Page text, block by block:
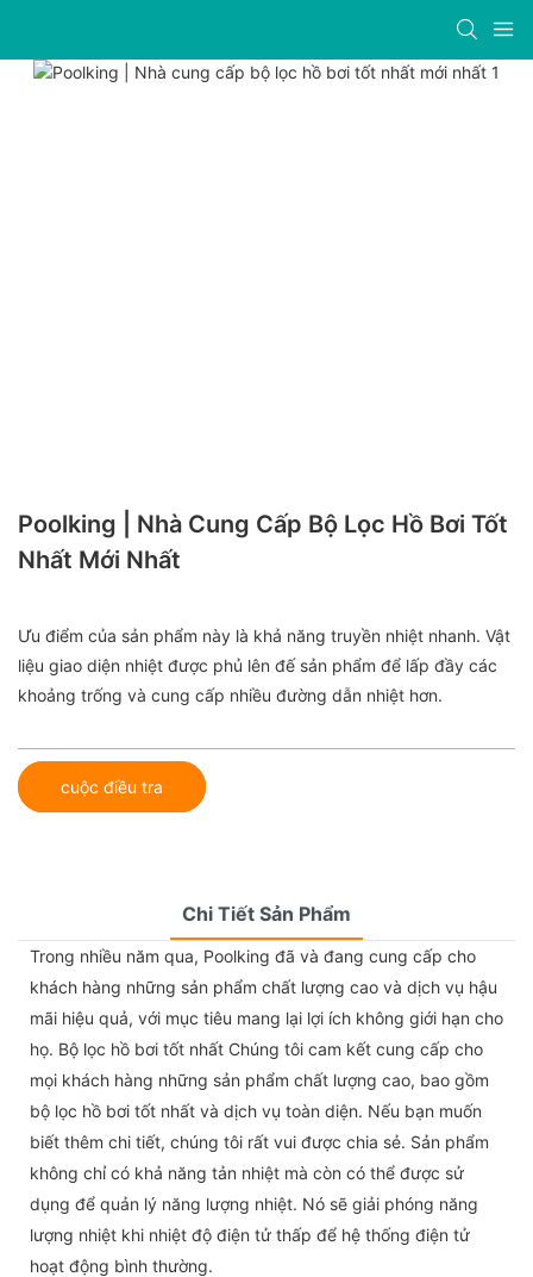
Poolking | Nhà Cung Cấp Bộ Lọc Hồ Bơi Tốt
Nhất Mới Nhất
Ưu điểm của sản phẩm này là khả năng truyền nhiệt nhanh. Vật
liệu giao diện nhiệt được phủ lên đế sản phẩm để lấp đầy các
khoảng trống và cung cấp nhiều đường dẫn nhiệt hơn.
cuộc điều tra
Chi Tiết Sản Phẩm
Trong nhiều năm qua, Poolking đã và đang cung cấp cho
khách hàng những sản phẩm chất lượng cao và dịch vụ hậu
mãi hiệu quả, với mục tiêu mang lại lợi ích không giới hạn cho
họ. Bộ lọc hồ bơi tốt nhất Chúng tôi cam kết cung cấp cho
mọi khách hàng những sản phẩm chất lượng cao, bao gồm
bộ lọc hồ bơi tốt nhất và dịch vụ toàn diện. Nếu bạn muốn
biết thêm chi tiết, chúng tôi rất vui được chia sẻ. Sản phẩm
không chỉ có khả năng tản nhiệt mà còn có thể được sử
dụng để quản lý năng lượng nhiệt. Nó sẽ giải phóng năng
lượng nhiệt khi nhiệt độ điện tử thấp để hệ thống điện tử
hoạt động bình thường.